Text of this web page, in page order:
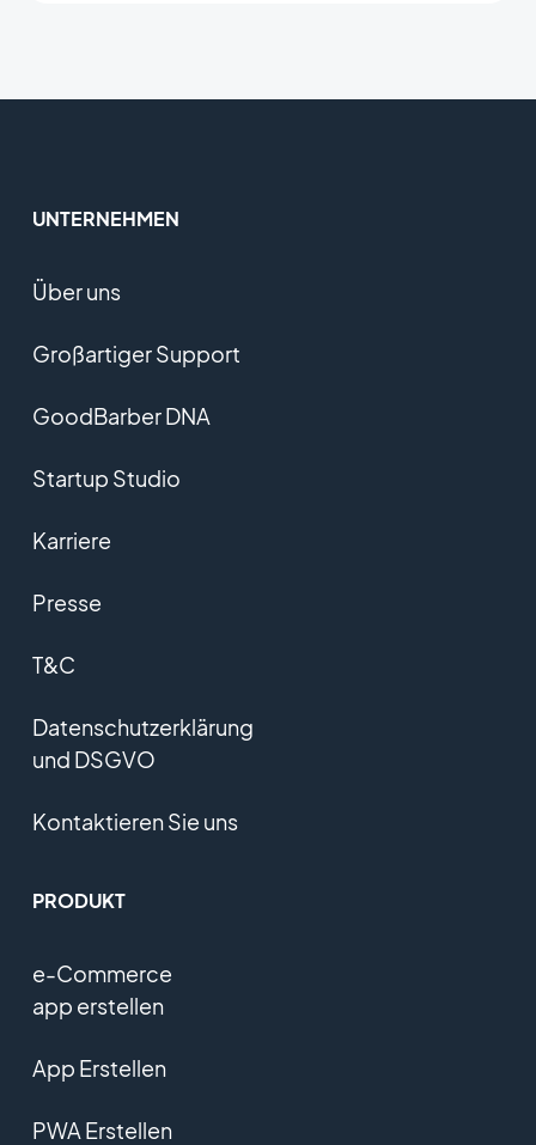
UNTERNEHMEN
Über uns
Großartiger Support
GoodBarber DNA
Startup Studio
Karriere
Presse
T&C
Datenschutzerklärung
und DSGVO
Kontaktieren Sie uns
PRODUKT
e-Commerce
app erstellen
App Erstellen
PWA Erstellen